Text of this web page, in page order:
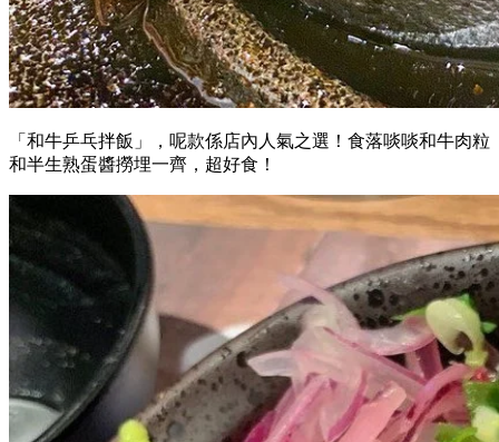
「和牛乒乓拌飯」，呢款係店內人氣之選！食落啖啖和牛肉粒
和半生熟蛋醬撈埋一齊，超好食！